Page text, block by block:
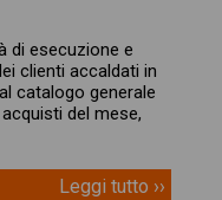
di esecuzione e
clienti accaldati in
catalogo generale
del mese,
Leggi tutto ››